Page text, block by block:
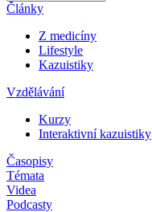
Články
Z medicíny
Lifestyle
Kazuistiky
Vzdělávání
Kurzy
Interaktivní kazuistiky
Časopisy
Témata
Videa
Podcasty